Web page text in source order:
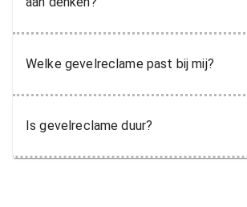
Welke gevelreclame past bij mij?
Is gevelreclame duur?